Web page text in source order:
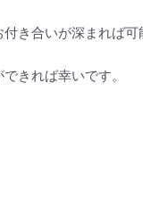
き合いが深まれば可
きれば幸いです。